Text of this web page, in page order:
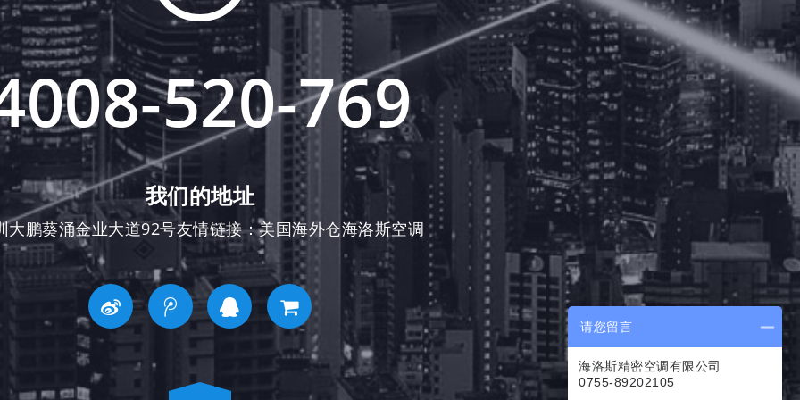
520-769
我们的地址
大鹏葵涌金业大道92号友情链接：美国海外仓海洛斯空调
请您留言
海洛斯精密空调有限公司
0755-89202105